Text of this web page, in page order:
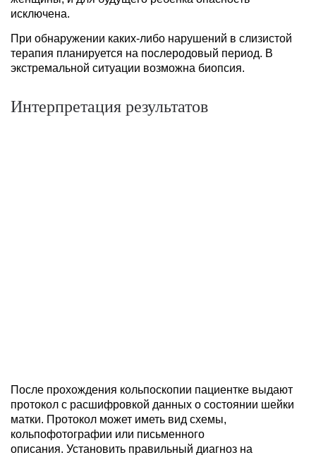
исключена.
При обнаружении каких-либо нарушений в слизистой
терапия планируется на послеродовый период. В
экстремальной ситуации возможна биопсия.
Интерпретация результатов
После прохождения кольпоскопии пациентке выдают
протокол с расшифровкой данных о состоянии шейки
матки. Протокол может иметь вид схемы,
кольпофотографии или письменного
описания. Установить правильный диагноз на